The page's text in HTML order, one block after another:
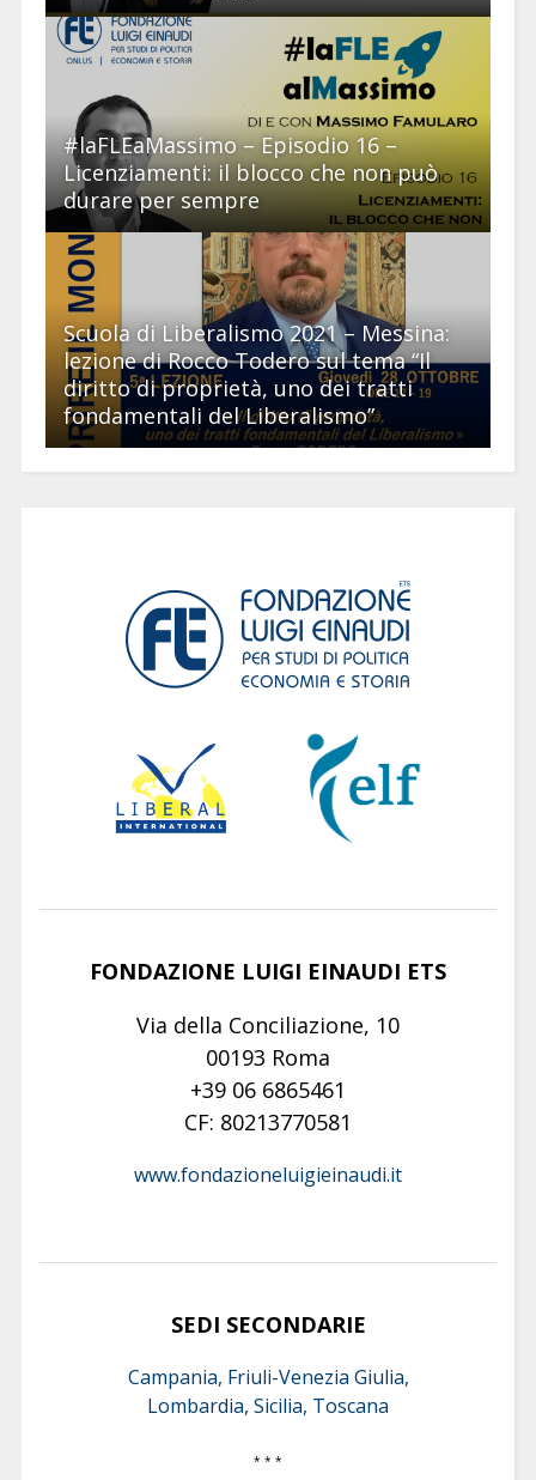
#laFLEaMassimo – Episodio 16 –
Licenziamenti: il blocco che non può
durare per sempre
Scuola di Liberalismo 2021 – Messina:
lezione di Rocco Todero sul tema “Il
diritto di proprietà, uno dei tratti
fondamentali del Liberalismo”
FONDAZIONE LUIGI EINAUDI ETS
Via della Conciliazione, 10
00193 Roma
+39 06 6865461
CF: 80213770581
www.fondazioneluigieinaudi.it
SEDI SECONDARIE
Campania, Friuli-Venezia Giulia,
Lombardia, Sicilia, Toscana
* * *